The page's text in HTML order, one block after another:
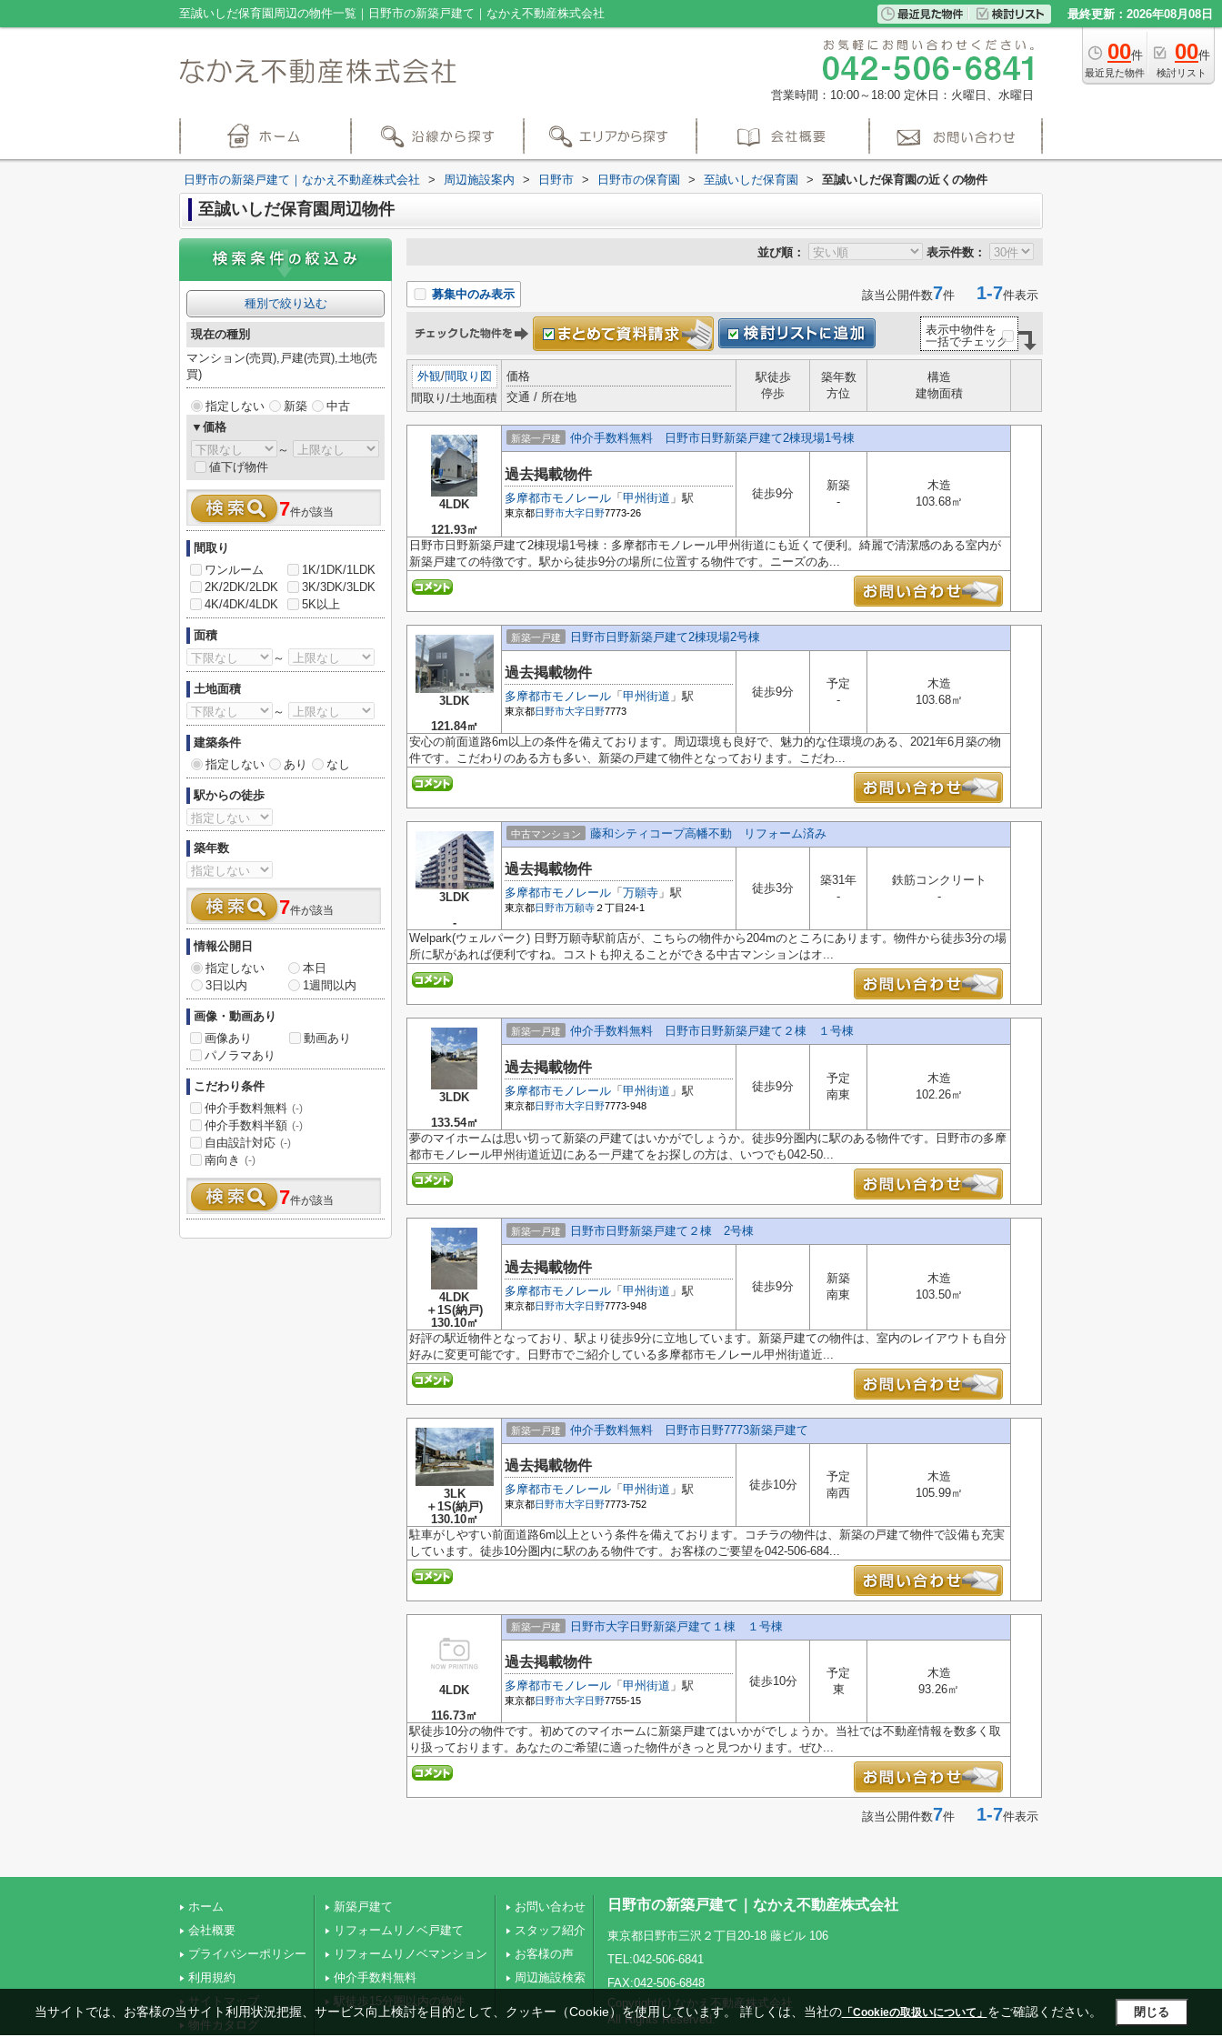
至誠いしだ保育園周辺の物件一覧｜日野市の新築戸建て｜なかえ不動産株式会社 最終更新：2026年08月08日
00件
最近見た物件
00件
検討リスト
営業時間：10:00～18:00 定休日：火曜日、水曜日
日野市の新築戸建て｜なかえ不動産株式会社 > 周辺施設案内 > 日野市 > 日野市の保育園 > 至誠いしだ保育園 > 至誠いしだ保育園の近くの物件
至誠いしだ保育園周辺物件
並び順： 表示件数：
募集中のみ表示 該当公開件数7件 1-7件表示
表示中物件を
一括でチェック
外観/間取り図
間取り/土地面積
価格
交通 / 所在地
駅徒歩
停歩
築年数
方位
構造
建物面積
4LDK
121.93㎡
新築一戸建 仲介手数料無料 日野市日野新築戸建て2棟現場1号棟
過去掲載物件
多摩都市モノレール 「 甲州街道 」駅
東京都日野市大字日野7773-26
徒歩9分
新築
-
木造
103.68㎡
日野市日野新築戸建て2棟現場1号棟：多摩都市モノレール甲州街道にも近くて便利。綺麗で清潔感のある室内が
新築戸建ての特徴です。駅から徒歩9分の場所に位置する物件です。ニーズのあ...
3LDK
121.84㎡
新築一戸建 日野市日野新築戸建て2棟現場2号棟
過去掲載物件
多摩都市モノレール 「 甲州街道 」駅
東京都日野市大字日野7773
徒歩9分
予定
-
木造
103.68㎡
安心の前面道路6m以上の条件を備えております。周辺環境も良好で、魅力的な住環境のある、2021年6月築の物
件です。こだわりのある方も多い、新築の戸建て物件となっております。こだわ...
3LDK
-
中古マンション 藤和シティコープ高幡不動 リフォーム済み
過去掲載物件
多摩都市モノレール 「 万願寺 」駅
東京都日野市万願寺 ２丁目24-1
徒歩3分
築31年
-
鉄筋コンクリート
-
Welpark(ウェルパーク) 日野万願寺駅前店が、こちらの物件から204mのところにあります。物件から徒歩3分の場
所に駅があれば便利ですね。コストも抑えることができる中古マンションはオ...
3LDK
133.54㎡
新築一戸建 仲介手数料無料 日野市日野新築戸建て２棟 １号棟
過去掲載物件
多摩都市モノレール 「 甲州街道 」駅
東京都日野市大字日野7773-948
徒歩9分
予定
南東
木造
102.26㎡
夢のマイホームは思い切って新築の戸建てはいかがでしょうか。徒歩9分圏内に駅のある物件です。日野市の多摩
都市モノレール甲州街道近辺にある一戸建てをお探しの方は、いつでも042-50...
4LDK
＋1S(納戸)
130.10㎡
新築一戸建 日野市日野新築戸建て２棟 2号棟
過去掲載物件
多摩都市モノレール 「 甲州街道 」駅
東京都日野市大字日野7773-948
徒歩9分
新築
南東
木造
103.50㎡
好評の駅近物件となっており、駅より徒歩9分に立地しています。新築戸建ての物件は、室内のレイアウトも自分
好みに変更可能です。日野市でご紹介している多摩都市モノレール甲州街道近...
3LK
＋1S(納戸)
130.10㎡
新築一戸建 仲介手数料無料 日野市日野7773新築戸建て
過去掲載物件
多摩都市モノレール 「 甲州街道 」駅
東京都日野市大字日野7773-752
徒歩10分
予定
南西
木造
105.99㎡
駐車がしやすい前面道路6m以上という条件を備えております。コチラの物件は、新築の戸建て物件で設備も充実
しています。徒歩10分圏内に駅のある物件です。お客様のご要望を042-506-684...
4LDK
116.73㎡
新築一戸建 日野市大字日野新築戸建て１棟 １号棟
過去掲載物件
多摩都市モノレール 「 甲州街道 」駅
東京都日野市大字日野7755-15
徒歩10分
予定
東
木造
93.26㎡
駅徒歩10分の物件です。初めてのマイホームに新築戸建てはいかがでしょうか。当社では不動産情報を数多く取
り扱っております。あなたのご希望に適った物件がきっと見つかります。ぜひ...
該当公開件数7件 1-7件表示
種別で絞り込む
現在の種別
マンション(売買),戸建(売買),土地(売
買)
指定しない 新築
中古
▼価格
～
値下げ物件
7件が該当
間取り
ワンルーム
1K/1DK/1LDK
2K/2DK/2LDK
3K/3DK/3LDK
4K/4DK/4LDK
5K以上
面積
～
土地面積
～
建築条件
指定しない
あり なし
駅からの徒歩
築年数
7件が該当
情報公開日
指定しない
本日
3日以内
1週間以内
画像・動画あり
画像あり
動画あり
パノラマあり
こだわり条件
仲介手数料無料 (-)
仲介手数料半額 (-)
自由設計対応 (-)
南向き (-)
7件が該当
ホーム
会社概要
プライバシーポリシー
利用規約
サイトマップ
物件カタログ
新築戸建て
リフォームリノベ戸建て
リフォームリノベマンション
仲介手数料無料
駅徒歩15分圏以内の物件
お問い合わせ
スタッフ紹介
お客様の声
周辺施設検索
日野市の新築戸建て｜なかえ不動産株式会社
東京都日野市三沢２丁目20-18 藤ビル 106
TEL:042-506-6841
FAX:042-506-6848
Copyright(c) なかえ不動産株式会社
All Rights Reserved.
当サイトでは、お客様の当サイト利用状況把握、サービス向上検討を目的として、クッキー（Cookie）を使用しています。詳しくは、当社の「Cookieの取扱いについて」 をご確認ください。 閉じる